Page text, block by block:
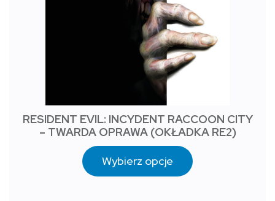
RESIDENT EVIL: INCYDENT RACCOON CITY
– TWARDA OPRAWA (OKŁADKA RE2)
Wybierz opcje